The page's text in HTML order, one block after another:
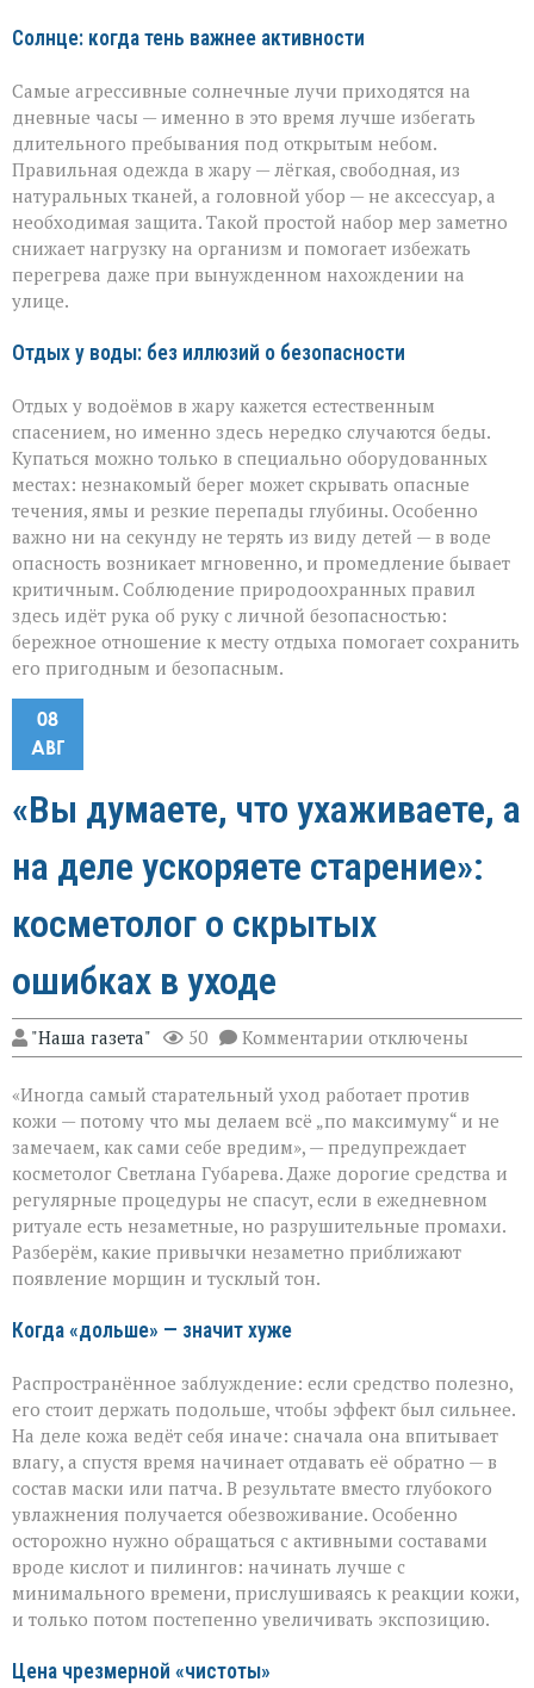
Солнце: когда тень важнее активности
Самые агрессивные солнечные лучи приходятся на
дневные часы — именно в это время лучше избегать
длительного пребывания под открытым небом.
Правильная одежда в жару — лёгкая, свободная, из
натуральных тканей, а головной убор — не аксессуар, а
необходимая защита. Такой простой набор мер заметно
снижает нагрузку на организм и помогает избежать
перегрева даже при вынужденном нахождении на
улице.
Отдых у воды: без иллюзий о безопасности
Отдых у водоёмов в жару кажется естественным
спасением, но именно здесь нередко случаются беды.
Купаться можно только в специально оборудованных
местах: незнакомый берег может скрывать опасные
течения, ямы и резкие перепады глубины. Особенно
важно ни на секунду не терять из виду детей — в воде
опасность возникает мгновенно, и промедление бывает
критичным. Соблюдение природоохранных правил
здесь идёт рука об руку с личной безопасностью:
бережное отношение к месту отдыха помогает сохранить
его пригодным и безопасным.
08
АВГ
«Вы думаете, что ухаживаете, а
на деле ускоряете старение»:
косметолог о скрытых
ошибках в уходе
"Наша газета" 50 Комментарии к
записи
думаете,
что
ухаживаете,
а
на
деле
ускоряете
старение»:
косметолог
отключены
«Иногда самый старательный уход работает против
кожи — потому что мы делаем всё „по максимуму“ и не
замечаем, как сами себе вредим», — предупреждает
косметолог Светлана Губарева. Даже дорогие средства и
регулярные процедуры не спасут, если в ежедневном
ритуале есть незаметные, но разрушительные промахи.
Разберём, какие привычки незаметно приближают
появление морщин и тусклый тон.
Когда «дольше» — значит хуже
Распространённое заблуждение: если средство полезно,
его стоит держать подольше, чтобы эффект был сильнее.
На деле кожа ведёт себя иначе: сначала она впитывает
влагу, а спустя время начинает отдавать её обратно — в
состав маски или патча. В результате вместо глубокого
увлажнения получается обезвоживание. Особенно
осторожно нужно обращаться с активными составами
вроде кислот и пилингов: начинать лучше с
минимального времени, прислушиваясь к реакции кожи,
и только потом постепенно увеличивать экспозицию.
Цена чрезмерной «чистоты»